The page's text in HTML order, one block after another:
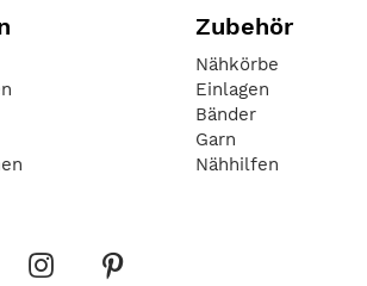
Zubehör
Nähkörbe
Einlagen
Bänder
Garn
Nähhilfen